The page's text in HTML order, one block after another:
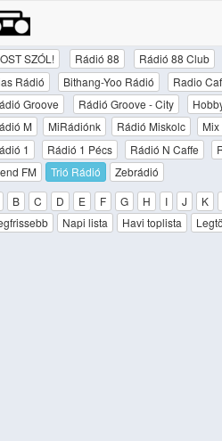
SZÓL! Rádió 88 Rádió 88 Club
Rádió
Bithang-Yoo Rádió Radio
Groove
Rádió Groove - City
M
MiRádiónk Rádió Miskolc
1
Rádió 1 Pécs Rádió N Caffe
FM
Trió Rádió
Zebrádió
B C D E F G H I J K
Napi lista Havi toplista